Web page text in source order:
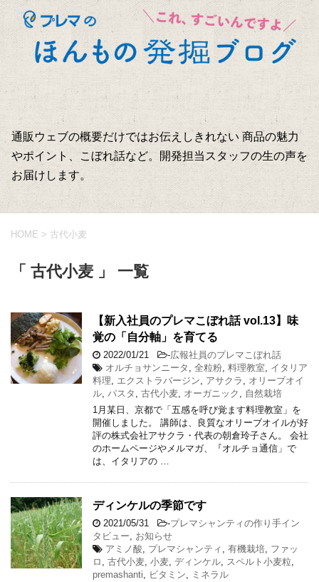
通販ウェブの概要だけではお伝えしきれない 商品の魅力
やポイント、こぼれ話など。開発担当スタッフの生の声を
お届けします。
HOME > 古代小麦
「 古代小麦 」 一覧
【新入社員のプレマこぼれ話 vol.13】味
覚の「自分軸」を育てる
2022/01/21 -広報社員のプレマこぼれ話
オルチョサンニータ , 全粒粉, 料理教室, イタリア
料理, エクストラバージン, アサクラ , オリーブオイ
ル, パスタ , 古代小麦, オーガニック , 自然栽培
1月某日、京都で「五感を呼び覚ます料理教室」を
開催しました。 講師は、良質なオリーブオイルが好
評の株式会社アサクラ・代表の朝倉玲子さん。 会社
のホームページやメルマガ、『オルチョ通信」で
は、イタリアの …
ディンケルの季節です
2021/05/31 -プレマシャンティの作り手イン
タビュー, お知らせ
アミノ酸, プレマシャンティ , 有機栽培, ファッ
ロ , 古代小麦, 小麦, ディンケル, スペルト小麦粒,
premashanti, ビタミン, ミネラル